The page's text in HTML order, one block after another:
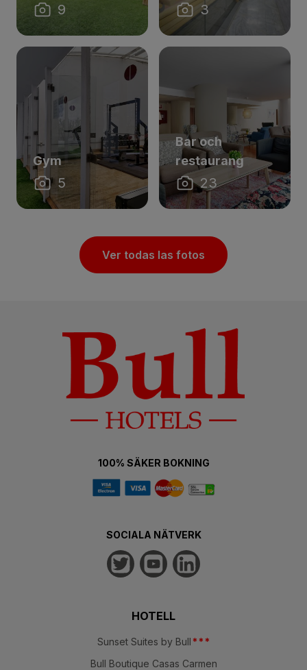
9 3
Gym
5
Bar och
restaurang
23
Ver todas las fotos
100% SÄKER BOKNING
SOCIALA NÄTVERK
HOTELL
Sunset Suites by Bull * * *
Bull Boutique Casas Carmen